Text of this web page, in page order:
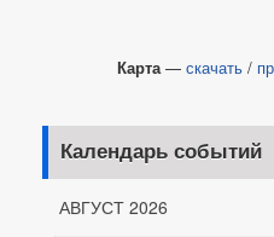
Карта — скачать /
Календарь событий
АВГУСТ 2026